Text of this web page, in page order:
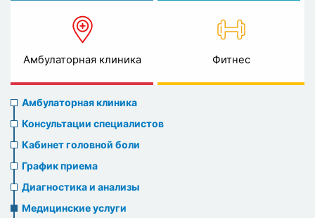
Амбулаторная клиника Фитнес
Ambulatory
clinic
menu
Амбулаторная клиника
Консультации специалистов
Кабинет головной боли
График приема
Диагностика и анализы
Медицинские услуги